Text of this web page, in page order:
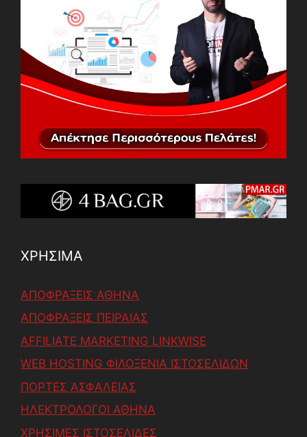
ΧΡΗΣΙΜΑ
ΑΠΟΦΡΑΞΕΙΣ ΑΘΗΝΑ
ΑΠΟΦΡΑΞΕΙΣ ΠΕΙΡΑΙΑΣ
AFFILIATE MARKETING LINKWISE
WEB HOSTING ΦΙΛΟΞΕΝΙΑ ΙΣΤΟΣΕΛΙΔΩΝ
ΠΟΡΤΕΣ ΑΣΦΑΛΕΙΑΣ
ΗΛΕΚΤΡΟΛΟΓΟΙ ΑΘΗΝΑ
ΧΡΗΣΙΜΕΣ ΙΣΤΟΣΕΛΙΔΕΣ